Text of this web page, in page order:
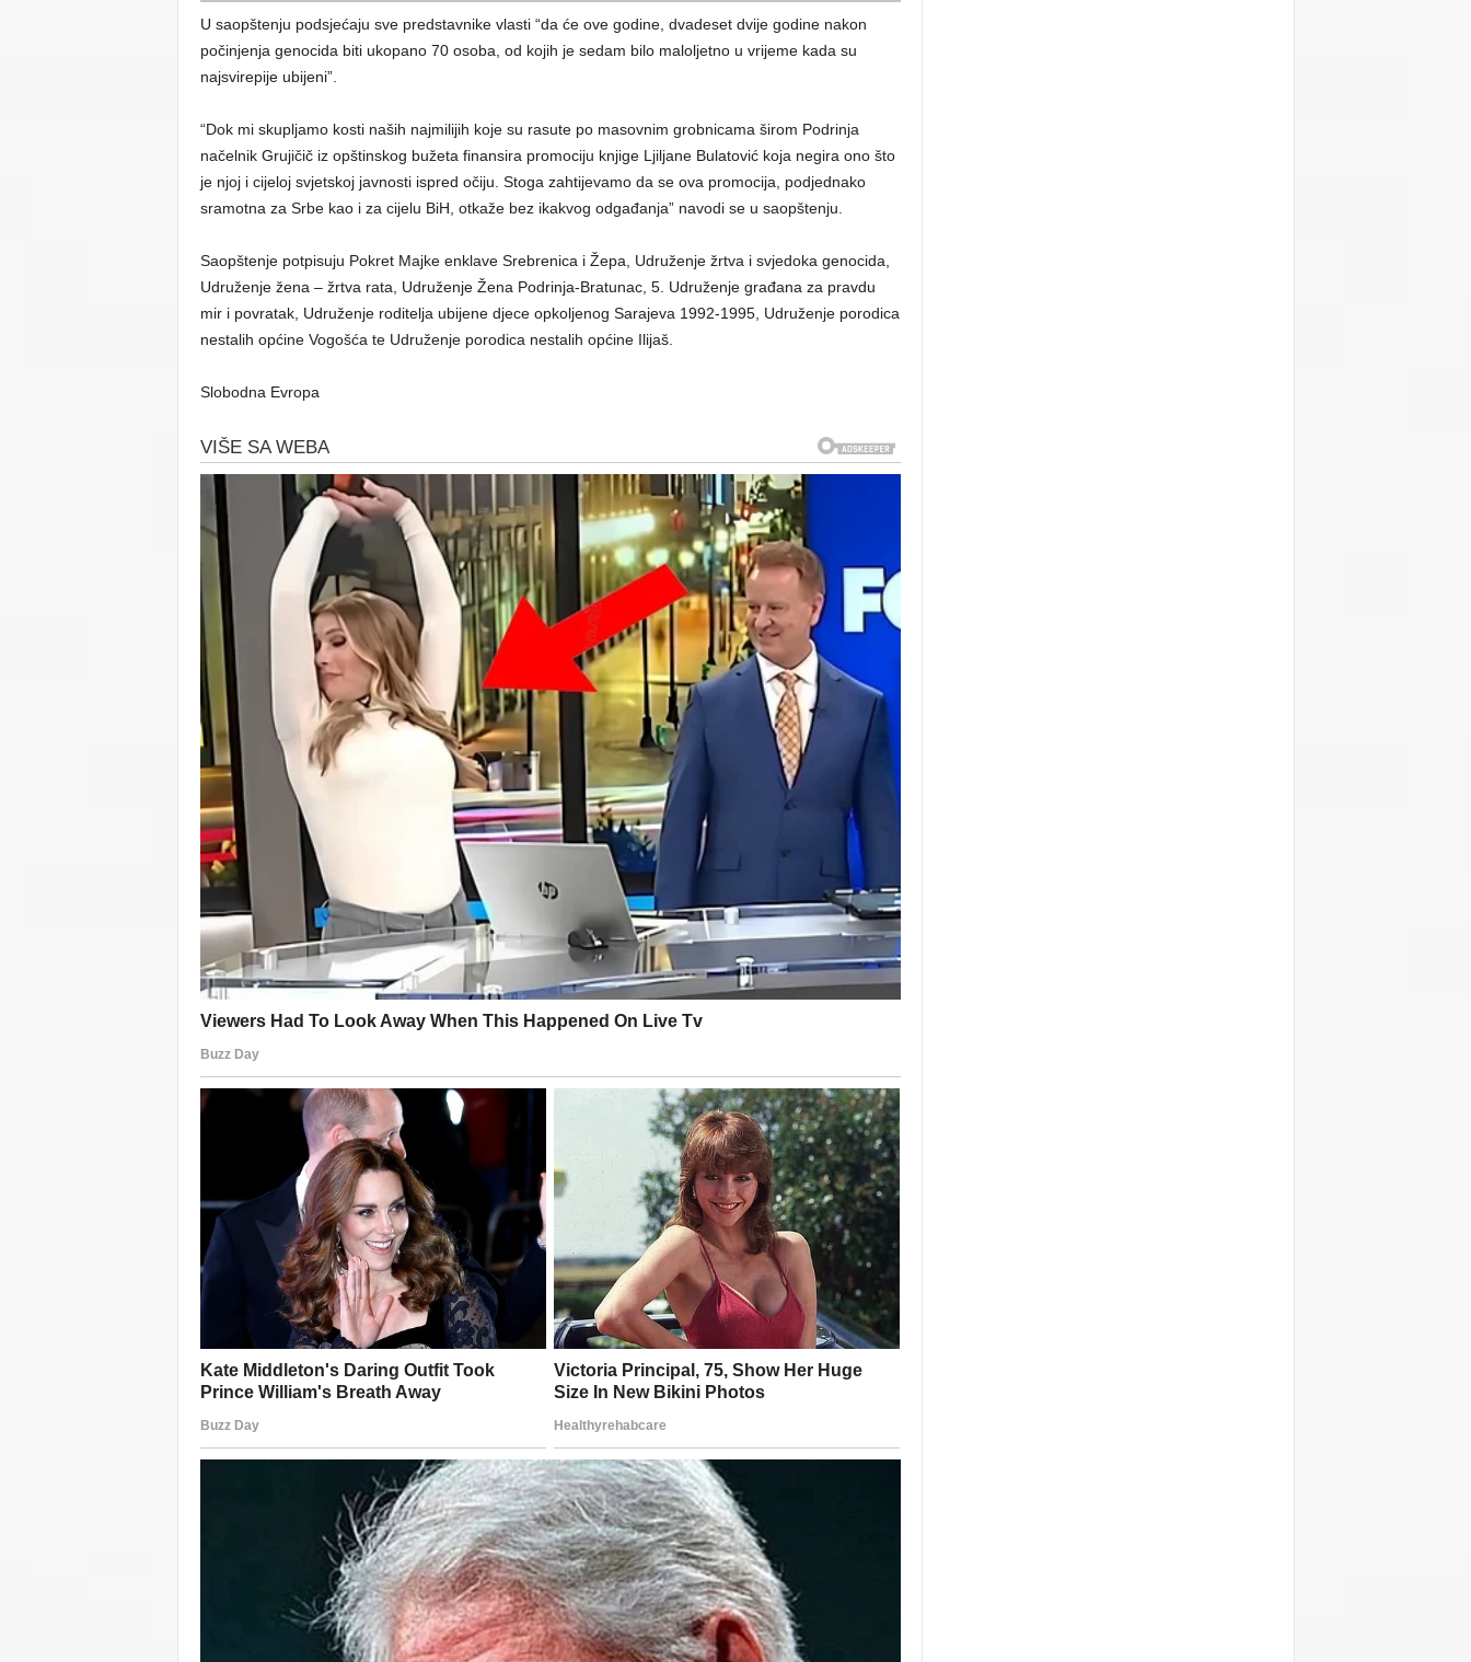
U saopštenju podsjećaju sve predstavnike vlasti “da će ove godine, dvadeset dvije godine nakon
počinjenja genocida biti ukopano 70 osoba, od kojih je sedam bilo maloljetno u vrijeme kada su
najsvirepije ubijeni”.
“Dok mi skupljamo kosti naših najmilijih koje su rasute po masovnim grobnicama širom Podrinja
načelnik Grujičič iz opštinskog bužeta finansira promociju knjige Ljiljane Bulatović koja negira ono što
je njoj i cijeloj svjetskoj javnosti ispred očiju. Stoga zahtijevamo da se ova promocija, podjednako
sramotna za Srbe kao i za cijelu BiH, otkaže bez ikakvog odgađanja” navodi se u saopštenju.
Saopštenje potpisuju Pokret Majke enklave Srebrenica i Žepa, Udruženje žrtva i svjedoka genocida,
Udruženje žena – žrtva rata, Udruženje Žena Podrinja-Bratunac, 5. Udruženje građana za pravdu
mir i povratak, Udruženje roditelja ubijene djece opkoljenog Sarajeva 1992-1995, Udruženje porodica
nestalih općine Vogošća te Udruženje porodica nestalih općine Ilijaš.
Slobodna Evropa